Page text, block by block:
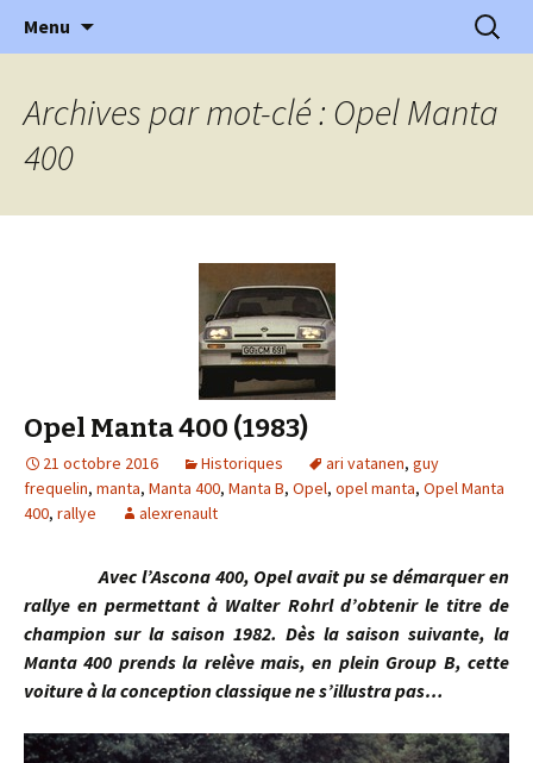
l'Automobile Ancienne
l'automobile ancienne : articles, historiques
…
Menu
Archives par mot-clé : Opel Manta
400
Opel Manta 400 (1983)
21 octobre 2016 Historiques ari vatanen, guy
frequelin, manta, Manta 400, Manta B, Opel, opel manta, Opel Manta
400, rallye alexrenault
Avec l’Ascona 400, Opel avait pu se démarquer en
rallye en permettant à Walter Rohrl d’obtenir le titre de
champion sur la saison 1982. Dès la saison suivante, la
Manta 400 prends la relève mais, en plein Group B, cette
voiture à la conception classique ne s’illustra pas…